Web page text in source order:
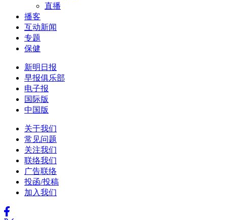
直播
播客
互动新闻
专题
保健
新明日报
早报俱乐部
电子报
国际版
中国版
关于我们
常见问题
关注我们
联络我们
广告联络
投函/投稿
加入我们